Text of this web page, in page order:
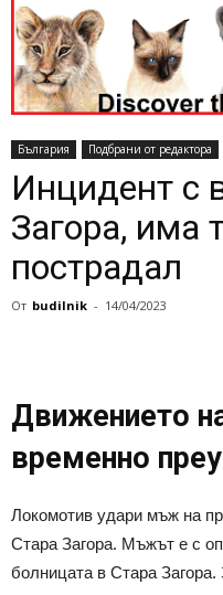
България Подбрани от редактора
Инцидент с
Загора, има
пострадал
От budilnik - 14/04/2023
Движението
временно
Локомотив удари мъж на
Стара Загора. Мъжът е с
болницата в Стара